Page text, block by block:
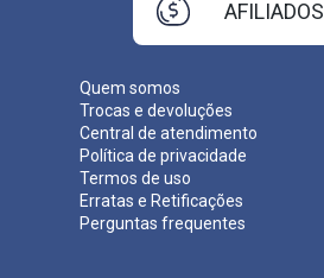
Quem somos
Trocas e devoluções
Central de atendimento
Política de privacidade
Termos de uso
Erratas e Retificações
Perguntas frequentes
AFILIADOS